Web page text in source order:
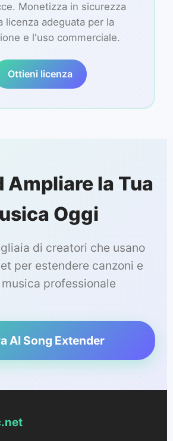
Monetizza in sicurezza
licenza adeguata per la
e l'uso commerciale.
Ottieni licenza
Ampliare la Tua
Oggi
di creatori che usano
per estendere canzoni e
professionale
AI Song Extender